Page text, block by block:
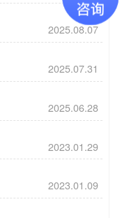
2025.08.07
2025.07.31
2025.06.28
2023.01.29
2023.01.09